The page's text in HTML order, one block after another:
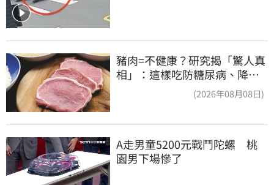
豬肉=不健康？研究揭「驚人真
相」：這樣吃防糖尿病、降膽
(2026年08月08日)
A走男童5200元戰鬥陀螺　桃
園男下場慘了